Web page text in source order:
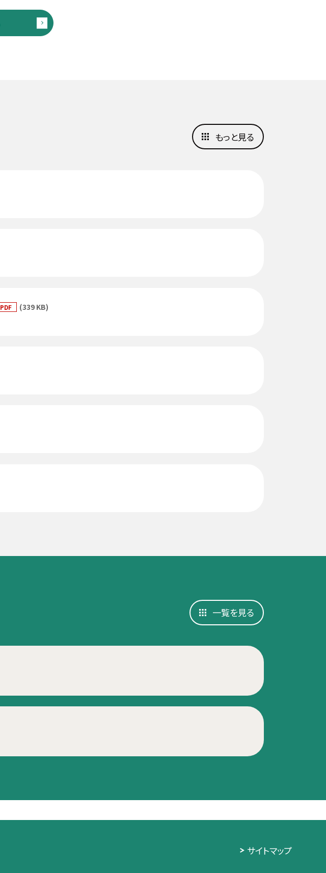
PDF (339 KB)
もっと見る
一覧を見る
サイトマップ